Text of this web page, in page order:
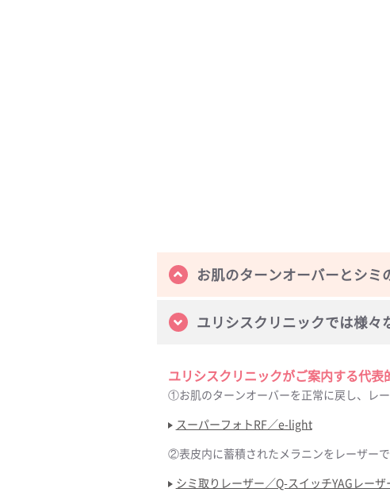
お肌のターンオーバーとシミ
ユリシスクリニックでは様々
ユリシスクリニックがご案内する代表
①お肌のターンオーバーを正常に戻し、レ
スーパーフォトRF／e-light
②表皮内に蓄積されたメラニンをレーザー
シミ取りレーザー／Q-スイッチYAGレーザ